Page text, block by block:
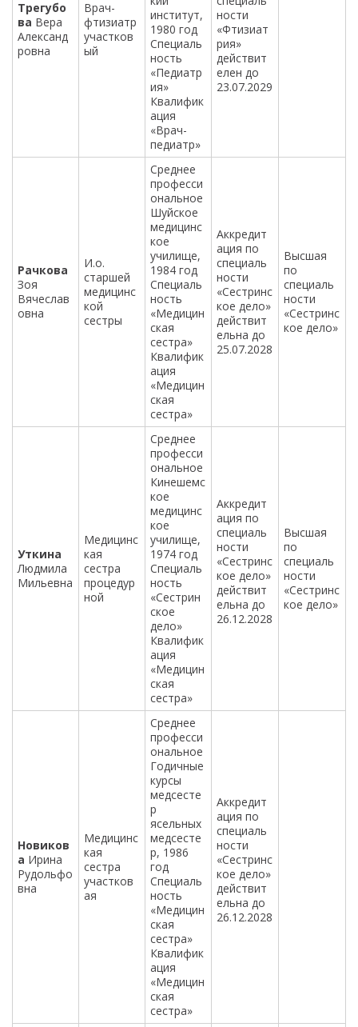
Трегубо
ва Вера
Александ
ровна
Врач-
фтизиатр
участков
ый
институт,
1980 год
Специаль
ность
«Педиатр
ия»
Квалифик
ация
«Врач-
педиатр»
ности
«Фтизиат
рия»
действит
елен до
23.07.2029
Рачкова
Зоя
Вячеслав
овна
И.о.
старшей
медицинс
кой
сестры
Среднее
професси
ональное
Шуйское
медицинс
кое
училище,
1984 год
Специаль
ность
«Медицин
ская
сестра»
Квалифик
ация
«Медицин
ская
сестра»
Аккредит
ация по
специаль
ности
«Сестринс
кое дело»
действит
ельна до
25.07.2028
Высшая
по
специаль
ности
«Сестринс
кое дело»
Уткина
Людмила
Мильевна
Медицинс
кая
сестра
процедур
ной
Среднее
професси
ональное
Кинешемс
кое
медицинс
кое
училище,
1974 год
Специаль
ность
«Сестрин
ское
дело»
Квалифик
ация
«Медицин
ская
сестра»
Аккредит
ация по
специаль
ности
«Сестринс
кое дело»
действит
ельна до
26.12.2028
Высшая
по
специаль
ности
«Сестринс
кое дело»
Новиков
а Ирина
Рудольфо
вна
Медицинс
кая
сестра
участков
ая
Среднее
професси
ональное
Годичные
курсы
медсесте
р
ясельных
медсесте
р, 1986
год
Специаль
ность
«Медицин
ская
сестра»
Квалифик
ация
«Медицин
ская
сестра»
Аккредит
ация по
специаль
ности
«Сестринс
кое дело»
действит
ельна до
26.12.2028